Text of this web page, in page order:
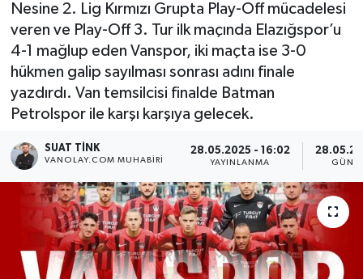
Nesine 2. Lig Kırmızı Grupta Play-Off mücadelesi
veren ve Play-Off 3. Tur ilk maçında Elazığspor’u
4-1 mağlup eden Vanspor, iki maçta ise 3-0
hükmen galip sayılması sonrası adını finale
yazdırdı. Van temsilcisi finalde Batman
Petrolspor ile karşı karşıya gelecek.
SUAT TINK
VANOLAY.COM MUHABIRI
28.05.2025 - 16:02
YAYINLANMA
Bilim & Teknoloji
Dünya
RESMİ İLANLAR
Tüm Manşetler
Son Dakika Haberleri
Haber Arşivi